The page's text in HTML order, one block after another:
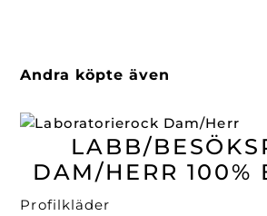
Andra köpte även
LABB/
DAM/HERR 100%
Profilkläder